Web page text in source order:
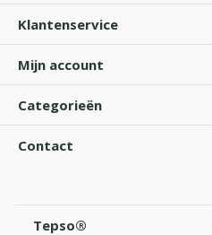
Door
Door
Klantenservice
Mijn account
Categorieën
Contact
Tepso®